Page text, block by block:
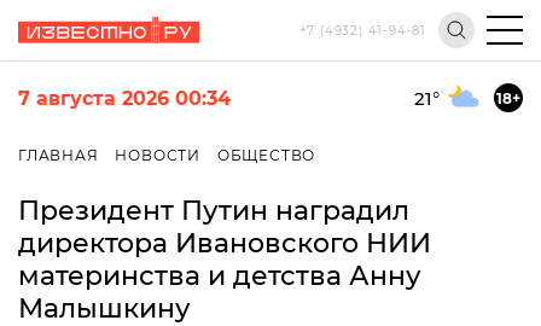
+7 (4932) 41-94-81
7 августа 2026 00:34 21° 18+
ГЛАВНАЯ НОВОСТИ ОБЩЕСТВО
Президент Путин наградил
директора Ивановского НИИ
материнства и детства Анну
Малышкину